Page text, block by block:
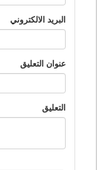
البريد الالكتروني
عنوان التعليق
التعليق